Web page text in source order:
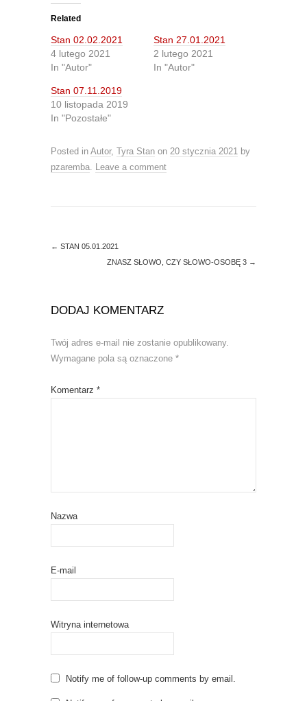
t
o
s
h
a
r
e
o
T
w
i
t
t
(
p
e
w
h
a
e
F
a
c
e
k
(
O
p
w
w
i
)
Related
Stan 02.02.2021
4 lutego 2021
In "Autor"
Stan 27.01.2021
2 lutego 2021
In "Autor"
Stan 07.11.2019
10 listopada 2019
In "Pozostałe"
Posted in Autor, Tyra Stan on 20 stycznia 2021 by
pzaremba Leave a comment
← STAN 05.01.2021
ZNASZ SŁOWO, CZY SŁOWO-OSOBĘ 3 →
DODAJ KOMENTARZ
Twój adres e-mail nie zostanie opublikowany.
Wymagane pola są oznaczone *
Komentarz *
Nazwa
E-mail
Witryna internetowa
Notify me of follow-up comments by email.